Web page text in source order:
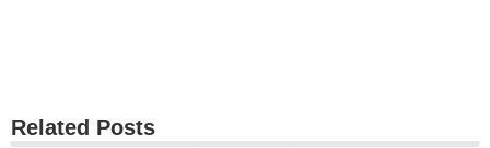
Related Posts